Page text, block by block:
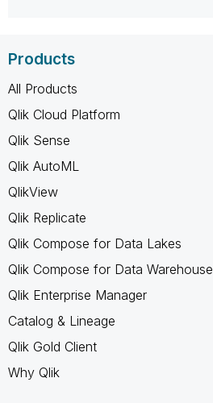
Products
All Products
Qlik Cloud Platform
Qlik Sense
Qlik AutoML
QlikView
Qlik Replicate
Qlik Compose for Data Lakes
Qlik Compose for Data Warehouse
Qlik Enterprise Manager
Catalog & Lineage
Qlik Gold Client
Why Qlik